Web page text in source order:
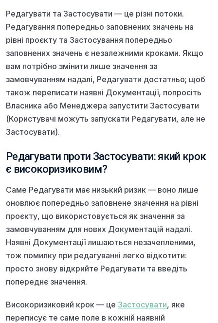
Редагувати та Застосувати — це різні потоки.
Редагування попередньо заповнених значень на
рівні проєкту та Застосування попередньо
заповнених значень є незалежними кроками. Якщо
вам потрібно змінити лише значення за
замовчуванням надалі, Редагувати достатньо; щоб
також переписати наявні Документації, попросіть
Власника або Менеджера запустити Застосувати
(Користувачі можуть запускати Редагувати, але не
Застосувати).
Редагувати проти Застосувати: який крок
є високоризиковим?
Саме Редагувати має низький ризик — воно лише
оновлює попередньо заповнене значення на рівні
проєкту, що використовується як значення за
замовчуванням для нових Документацій надалі.
Наявні Документації лишаються незачепленими,
тож помилку при редагуванні легко відкотити:
просто знову відкрийте Редагувати та введіть
попереднє значення.
Високоризиковий крок — це Застосувати, яке
переписує те саме поле в кожній наявній